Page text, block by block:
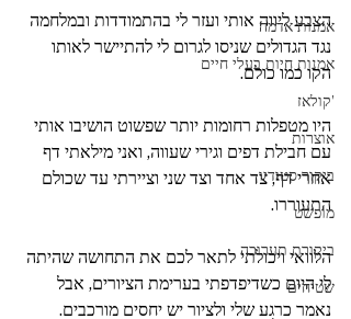
אמנות אדמה
אמנות חיות בעלי חיים
'קולאז
אוצרות
ביקור סטודיו
מופשט
ביקורת תערוכה
שטיחים
הצבע ליווה אותי ועזר לי בהתמודדות ובמלחמה
נגד הגדולים שניסו לגרום לי להתיישר לאותו
הקו כמו כולם.
היו מטפלות רחומות יותר שפשוט הושיבו אותי
עם חבילת דפים וגירי שעווה, ואני מילאתי דף
אחרי דף, צד אחד וצד שני וציירתי עד שכולם
התעוררו.
הלוואי ויכולתי לתאר לכם את התחושה שהיתה
לי היום כשדיפדפתי בערימת הציורים, אבל
נאמר כרגע שלי ולציור יש יחסים מורכבים.